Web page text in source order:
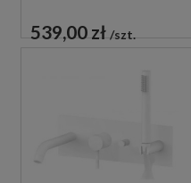
BIAŁA
539,00 zł szt.